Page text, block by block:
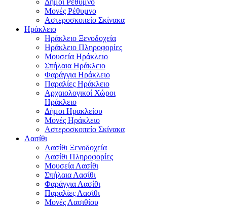
Δήμοι Ρέθυμνο
Μονές Ρέθυμνο
Αστεροσκοπείο Σκίνακα
Ηράκλειο
Ηράκλειο Ξενοδοχεία
Ηράκλειο Πληροφορίες
Μουσεία Ηράκλειο
Σπήλαια Ηράκλειο
Φαράγγια Ηράκλειο
Παραλίες Ηράκλειο
Αρχαιολογικοί Χώροι
Ηράκλειο
Δήμοι Ηρακλείου
Μονές Ηράκλειο
Αστεροσκοπείο Σκίνακα
Λασίθι
Λασίθι Ξενοδοχεία
Λασίθι Πληροφορίες
Μουσεία Λασίθι
Σπήλαια Λασίθι
Φαράγγια Λασίθι
Παραλίες Λασίθι
Μονές Λασιθίου